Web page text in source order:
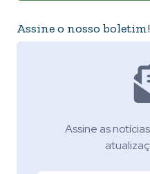
Assine o nosso boletim!
Assine as